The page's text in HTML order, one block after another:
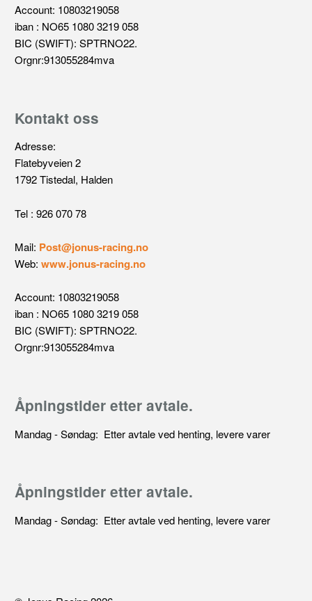
Account: 10803219058
iban : NO65 1080 3219 058
BIC (SWIFT): SPTRNO22.
Orgnr:913055284mva
Kontakt oss
Adresse:
Flatebyveien 2
1792 Tistedal, Halden
Tel : 926 070 78
Mail: Post@jonus-racing.no
Web: www.jonus-racing.no
Account: 10803219058
iban : NO65 1080 3219 058
BIC (SWIFT): SPTRNO22.
Orgnr:913055284mva
Åpningstider etter avtale.
Mandag - Søndag: Etter avtale ved henting, levere varer
Åpningstider etter avtale.
Mandag - Søndag: Etter avtale ved henting, levere varer